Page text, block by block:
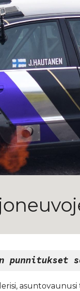
punnitukset